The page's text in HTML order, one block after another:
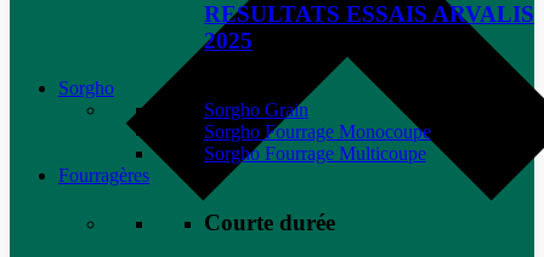
RESULTATS ESSAIS ARVALIS
2025
Sorgho
Sorgho Grain
Sorgho Fourrage Monocoupe
Sorgho Fourrage Multicoupe
Fourragères
Courte durée